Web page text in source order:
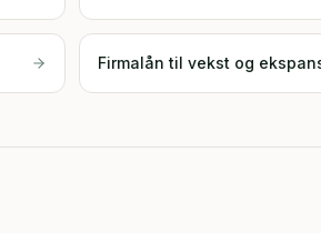
Firmalån til vekst og